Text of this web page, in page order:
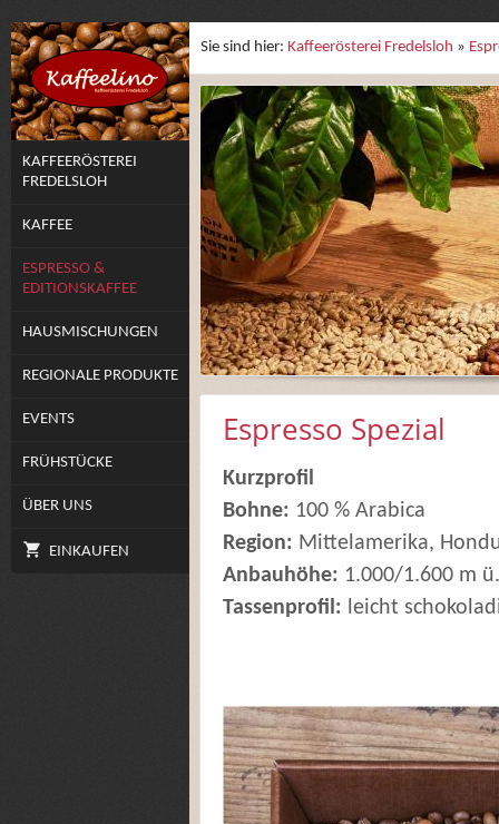
KAFFEERÖSTEREI
FREDELSLOH
KAFFEE
ESPRESSO &
EDITIONSKAFFEE
HAUSMISCHUNGEN
REGIONALE PRODUKTE
EVENTS
FRÜHSTÜCKE
ÜBER UNS
EINKAUFEN
Sie sind hier: Kaffeerösterei Fredelsloh »
Espresso Spezial
Kurzprofil
Bohne: 100 % Arabica
Region: Mittelamerika,
Anbauhöhe: 1.000/1.600 m
Tassenprofil: leicht